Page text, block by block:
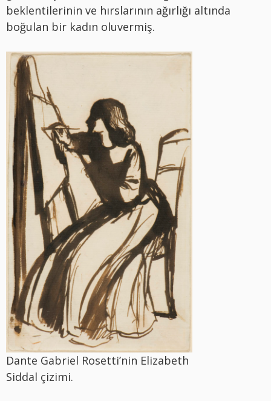
beklentilerinin ve hırslarının ağırlığı altında
boğulan bir kadın oluvermiş.
Dante Gabriel Rosetti’nin Elizabeth
Siddal çizimi.